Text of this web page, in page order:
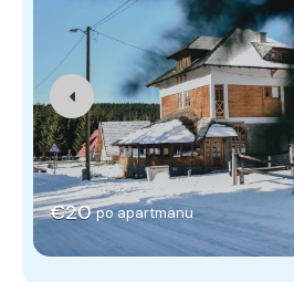
€20 po apartmanu